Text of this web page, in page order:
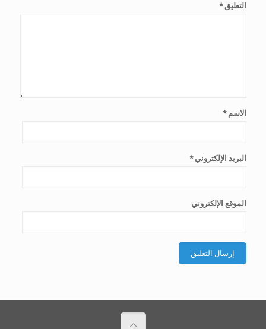
التعليق*
الاسم*
البريد الإلكتروني*
الموقع الإلكتروني